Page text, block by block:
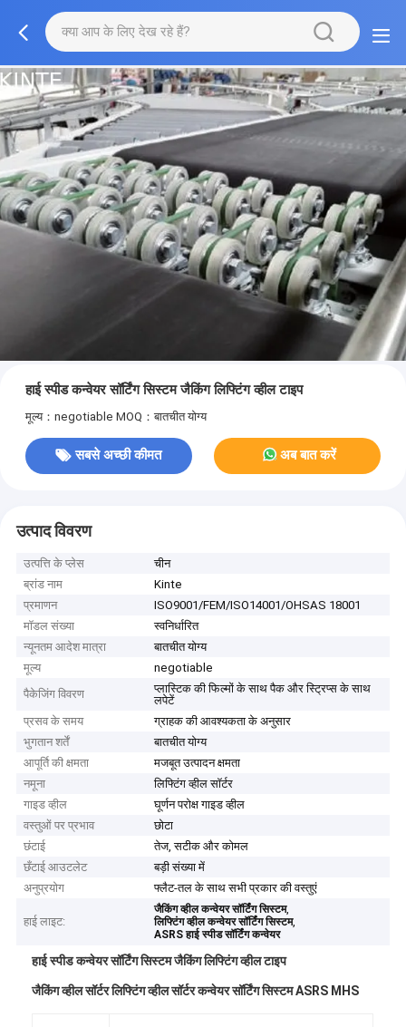
हाई स्पीड कन्वेयर सॉर्टिंग सिस्टम जैकिंग लिफ्टिंग व्हील टाइप
मूल्य：negotiable MOQ：बातचीत योग्य
सबसे अच्छी कीमत अब बात करें
उत्पाद विवरण
उत्पत्ति के प्लेस
चीन
ब्रांड नाम
Kinte
प्रमाणन
ISO9001/FEM/ISO14001/OHSAS 18001
मॉडल संख्या
स्वनिर्धारित
न्यूनतम आदेश मात्रा
बातचीत योग्य
मूल्य
negotiable
पैकेजिंग विवरण
प्लास्टिक की फिल्मों के साथ पैक और स्ट्रिप्स के साथ
लपेटें
प्रसव के समय
ग्राहक की आवश्यकता के अनुसार
भुगतान शर्तें
बातचीत योग्य
आपूर्ति की क्षमता
मजबूत उत्पादन क्षमता
नमूना
लिफ्टिंग व्हील सॉर्टर
गाइड व्हील
घूर्णन परोक्ष गाइड व्हील
वस्तुओं पर प्रभाव
छोटा
छंटाई
तेज, सटीक और कोमल
छँटाई आउटलेट
बड़ी संख्या में
अनुप्रयोग
फ्लैट-तल के साथ सभी प्रकार की वस्तुएं
हाई लाइट:
जैकिंग व्हील कन्वेयर सॉर्टिंग सिस्टम,
लिफ्टिंग व्हील कन्वेयर सॉर्टिंग सिस्टम,
ASRS हाई स्पीड सॉर्टिंग कन्वेयर
हाई स्पीड कन्वेयर सॉर्टिंग सिस्टम जैकिंग लिफ्टिंग व्हील टाइप
जैकिंग व्हील सॉर्टर लिफ्टिंग व्हील सॉर्टर कन्वेयर सॉर्टिंग सिस्टम ASRS MHS